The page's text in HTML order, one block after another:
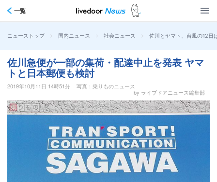
一覧
ニューストップ > 国内ニュース > 社会ニュース > 佐川とヤマト、台風の12日
佐川急便が一部の集荷・配達中止を発表 ヤマ
トと日本郵便も検討
2019年10月11日 14時51分
写真：乗りものニュース
by ライブドアニュース編集部